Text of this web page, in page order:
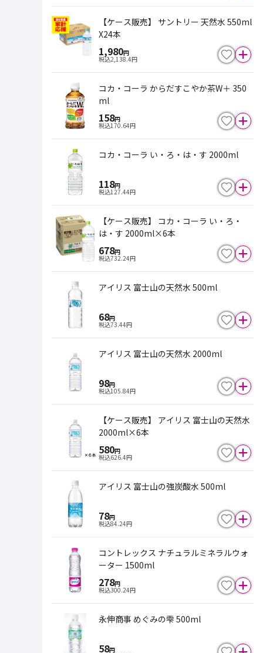
【ケース販売】 サントリー 天然水 550ml
X24本
1,980円
税込2,138.4円
コカ・コーラ からだすこやか茶W＋ 350
ml
158円
税込170.64円
コカ・コーラ い・ろ・は・す 2000ml
118円
税込127.44円
【ケース販売】 コカ・コーラ い・ろ・
は・す 2000ml×6本
678円
税込732.24円
アイリス 富士山の天然水 500ml
68円
税込73.44円
アイリス 富士山の天然水 2000ml
98円
税込105.84円
【ケース販売】 アイリス 富士山の天然水
2000ml×6本
580円
税込626.4円
アイリス 富士山の強炭酸水 500ml
78円
税込84.24円
コントレックス ナチュラルミネラルウォ
ーター 1500ml
278円
税込300.24円
永伸商事 めぐみの雫 500ml
58円